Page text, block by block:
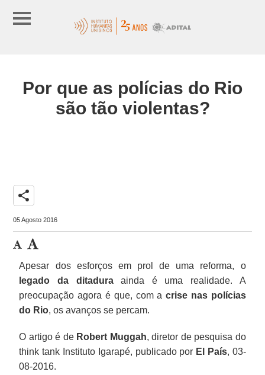
Por que as polícias do Rio
são tão violentas?
share
05 Agosto 2016
Apesar dos esforços em prol de uma reforma, o
legado da ditaduraainda é uma realidade. A
preocupação agora é que, com acrise nas polícias
do Rio, os avanços se percam.
O artigo é de Robert Muggah, diretor de pesquisa do
think tank Instituto Igarapé, publicado por El País, 03-
08-2016.